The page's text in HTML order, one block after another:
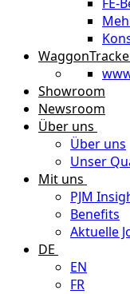
Showroom
Newsroom
Über uns
Über uns
Unser
Mit uns
PJM
Benefits
Aktuelle
DE
EN
FR